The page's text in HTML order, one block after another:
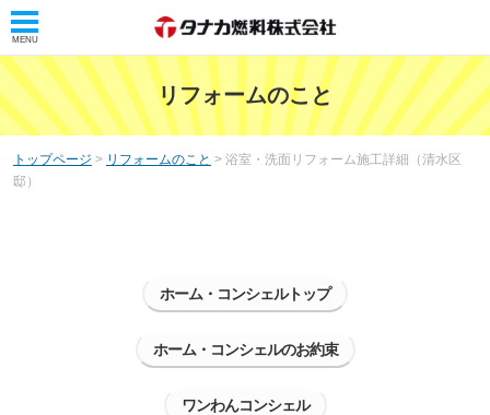
MENU
トップ
タナカ燃料株式会社
タナカレンジャー
ホーム・コンシェル
ホーム・コンシェルとは
リフォームのこと
トップページ > リフォームのこと > 浴室・洗面リフォーム施工詳細（清水区
邸）
ホーム・コンシェルトップ
ホーム・コンシェルのお約束
ワンわんコンシェル